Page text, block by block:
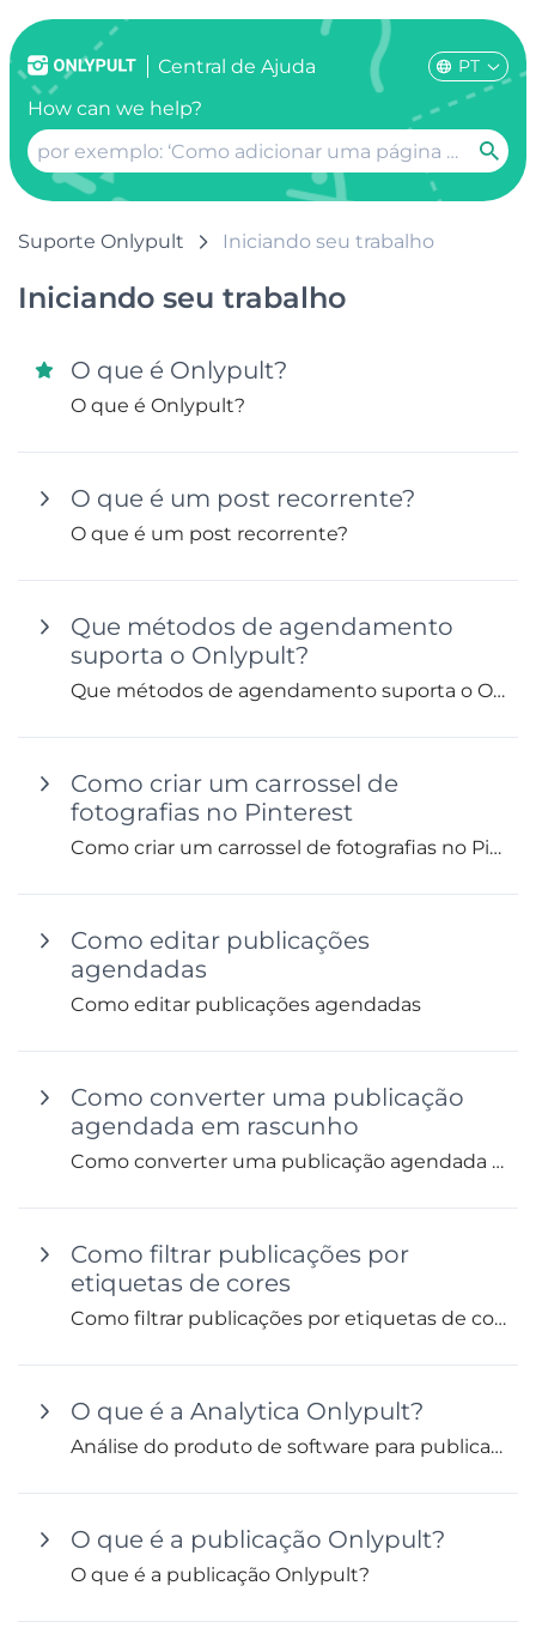
Сentral de Ajuda PT
How can we help?
Suporte Onlypult Iniciando seu trabalho
Iniciando seu trabalho
O que é Onlypult?
O que é Onlypult?
O que é um post recorrente?
O que é um post recorrente?
Que métodos de agendamento
suporta o Onlypult?
Que métodos de agendamento suporta o Onlypult?
Como criar um carrossel de
fotografias no Pinterest
Como criar um carrossel de fotografias no Pinterest
Como editar publicações
agendadas
Como editar publicações agendadas
Como converter uma publicação
agendada em rascunho
Como converter uma publicação agendada em rascunho
Como filtrar publicações por
etiquetas de cores
Como filtrar publicações por etiquetas de cores
O que é a Analytica Onlypult?
Análise do produto de software para publicação e análise de audiências
O que é a publicação Onlypult?
O que é a publicação Onlypult?